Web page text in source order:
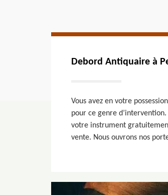
Debord Antiquaire à
Vous avez en votre
pour ce genre
votre instrument
vente. Nous ouvrons nos